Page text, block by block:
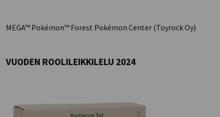
MEGA™ Pokémon™ Forest Pokémon Center (Toyrock Oy)
VUODEN ROOLILEIKKILELU 2024